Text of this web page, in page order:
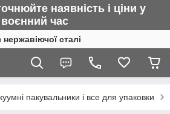
наявність і ціни у
воєнний час
сталі
пакувальники і все для упаковки